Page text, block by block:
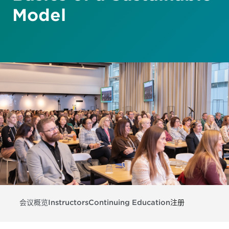
Model
会议概览InstructorsContinuing Education注册